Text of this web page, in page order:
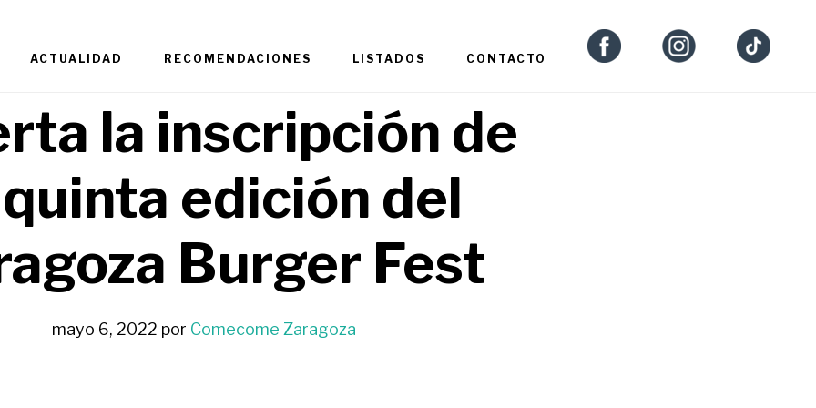
ACTUALIDAD RECOMENDACIONES LISTADOS CONTACTO
la inscripción de
edición del
Burger Fest
mayo 6, 2022 por Comecome Zaragoza